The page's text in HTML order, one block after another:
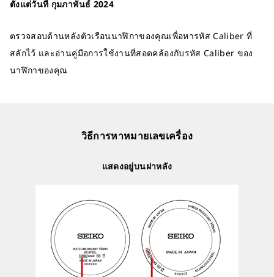
ตั้งแต่วันที่ กุมภาพันธ์ 2024
ตรวจสอบด้านหลังตัวเรือนนาฬิกาของคุณเพื่อหารหัส Caliber ที่
สลักไว้ และอ่านคู่มือการใช้งานที่สอดคล้องกับรหัส Caliber ของ
นาฬิกาของคุณ
วิธีการหาหมายเลขเครื่อง
แสดงอยู่บนฝาหลัง